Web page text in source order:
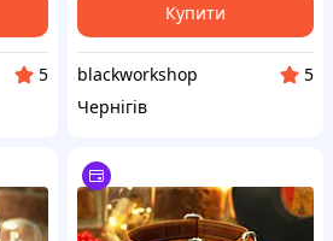
5
Купити
blackworkshop
5
Чернігів